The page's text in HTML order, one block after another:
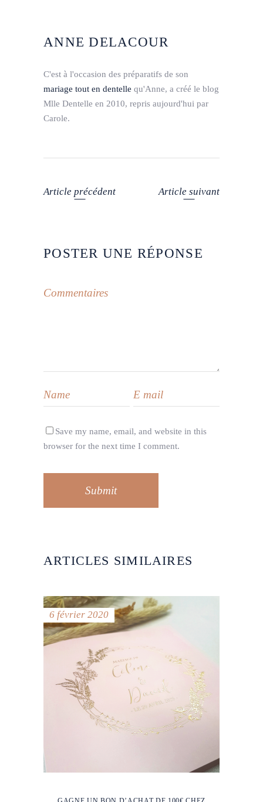
ANNE DELACOUR
C'est à l'occasion des préparatifs de son
mariage tout en dentelle qu'Anne, a créé le blog
Mlle Dentelle en 2010, repris aujourd'hui par
Carole.
Article précédent Article suivant
POSTER UNE RÉPONSE
Save my name, email, and website in this
browser for the next time I comment.
Submit
ARTICLES SIMILAIRES
6 février 2020